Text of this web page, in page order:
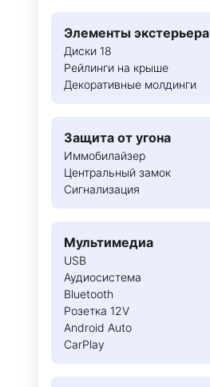
Элементы экстерьера
Диски 18
Рейлинги на крыше
Декоративные молдинги
Защита от угона
Иммобилайзер
Центральный замок
Сигнализация
Мультимедиа
USB
Аудиосистема
Bluetooth
Розетка 12V
Android Auto
CarPlay